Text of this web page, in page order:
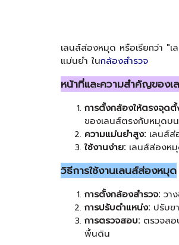
เลนส์ส่องหมุด หรือเรียกว่า "
แม่นยำ ในกล้องสำรวจ
หน้าที่และความสำคัญของ
การตั้งกล้องให้ตรงจุด
ของเลนส์ตรงกับหมุดบ
ความแม่นยำสูง: เลนส์
ใช้งานง่าย: เลนส์ส่องห
วิธีการใช้งานเลนส์ส่องหมุด
การตั้งกล้องสำรวจ: วา
การปรับตำแหน่ง: ปรับข
การตรวจสอบ: ตรวจส
พื้นดิน